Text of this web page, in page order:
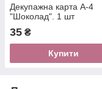
Декупажна карта А-4
"Шоколад". 1 шт
35 ₴
Купити